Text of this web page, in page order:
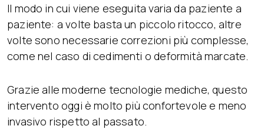
Il modo in cui viene eseguita varia da paziente a
paziente: a volte basta un piccolo ritocco, altre
volte sono necessarie correzioni più complesse,
come nel caso di cedimenti o deformità marcate.
Grazie alle moderne tecnologie mediche, questo
intervento oggi è molto più confortevole e meno
invasivo rispetto al passato.